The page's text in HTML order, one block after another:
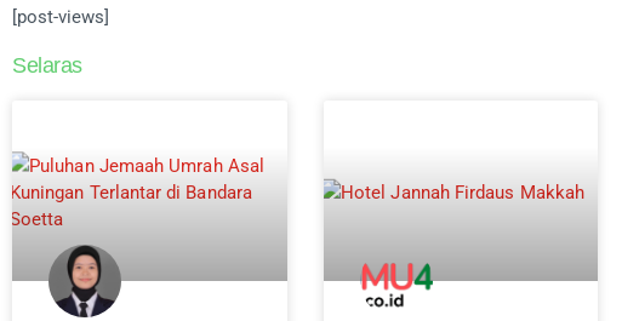
[post-views]
Selaras